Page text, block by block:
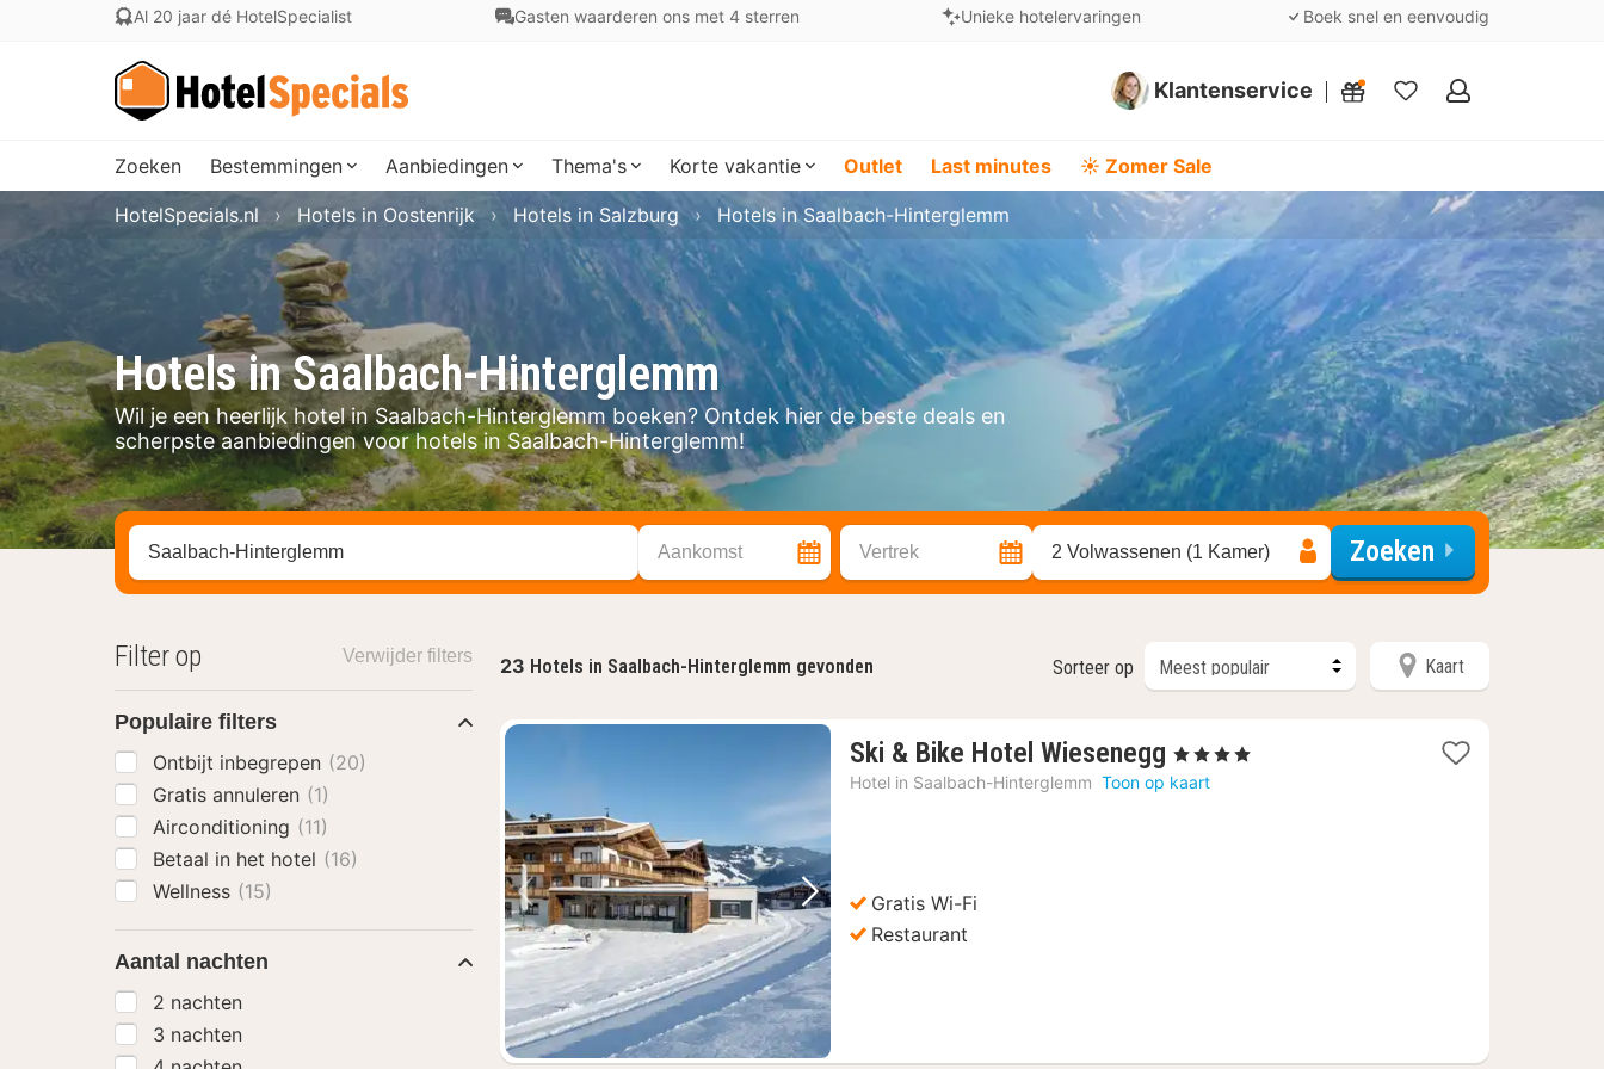
Al 20 jaar dé HotelSpecialist Gasten waarderen ons met 4 sterren Unieke hotelervaringen Boek snel en eenvoudig
Klantenservice
Mijn
Zoeken Bestemmingen Aanbiedingen Thema's Korte vakantie Outlet Last minutes ☀️ Zomer Sale
Hotels in Saalbach-Hinterglemm
Wil je een heerlijk hotel in Saalbach-Hinterglemm boeken? Ontdek hier de beste deals en
scherpste aanbiedingen voor hotels in Saalbach-Hinterglemm!
HotelSpecials.nl Hotels in Oostenrijk Hotels in Salzburg Hotels in Saalbach-Hinterglemm
Zoek op hotel, regio of stad Aankomst Vertrek 2 Volwassenen (1 Kamer) Zoeken
23 Hotels in Saalbach-Hinterglemm gevonden Sorteer op Kaart
Vorige foto Volgende foto
Ski & Bike Hotel Wiesenegg 1
nacht
, 4 Sterren
Hotel in Saalbach-Hinterglemm Toon op kaart
Gratis Wi-Fi
Restaurant
Filter op Verwijder filters
Populaire filters
Ontbijt inbegrepen (20)
Gratis annuleren (1)
Airconditioning (11)
Betaal in het hotel (16)
Wellness (15)
Aantal nachten
2 nachten
3 nachten